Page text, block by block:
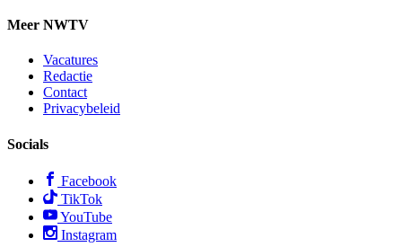
Meer NWTV
Vacatures
Redactie
Contact
Privacybeleid
Socials
Facebook
TikTok
YouTube
Instagram